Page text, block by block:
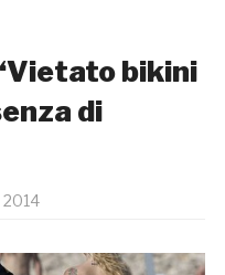
bikini
di
2014